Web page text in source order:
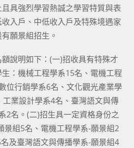
具強烈學習熱誠之學習特質與表
入戶、中低收入戶及特殊境遇家
願景組招生。
說明如下：(一)招收具有特殊才
：機械工程學系15名、電機工程
位行銷學系6名、文化觀光產業學
業設計學系4名、臺灣語文與傳
2名。(二)招生具一定資格身份之
景組5名、電機工程學系-願景組2
及臺灣語文與傳播學系-願景組4